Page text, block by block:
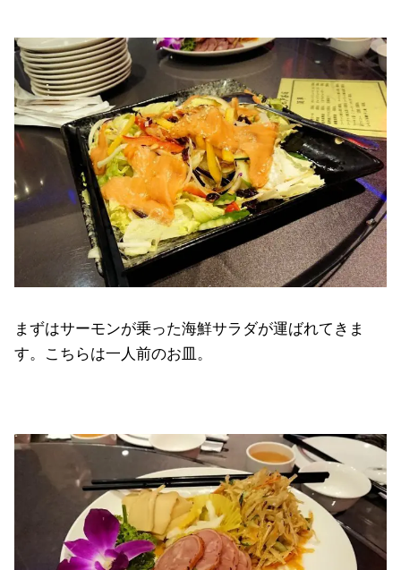
まずはサーモンが乗った海鮮サラダが運ばれてきま
す。こちらは一人前のお皿。